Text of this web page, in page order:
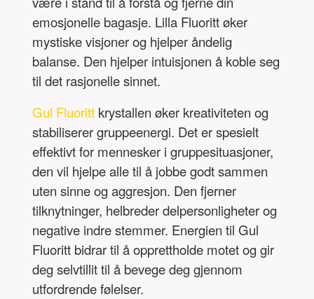
emosjonelle bagasje. Lilla Fluoritt øker
mystiske visjoner og hjelper åndelig
balanse. Den hjelper intuisjonen å koble seg
til det rasjonelle sinnet.
Gul Fluoritt krystallen øker kreativiteten og
stabiliserer gruppeenergi. Det er spesielt
effektivt for mennesker i gruppesituasjoner,
den vil hjelpe alle til å jobbe godt sammen
uten sinne og aggresjon. Den fjerner
tilknytninger, helbreder delpersonligheter og
negative indre stemmer. Energien til Gul
Fluoritt bidrar til å opprettholde motet og gir
deg selvtillit til å bevege deg gjennom
utfordrende følelser.